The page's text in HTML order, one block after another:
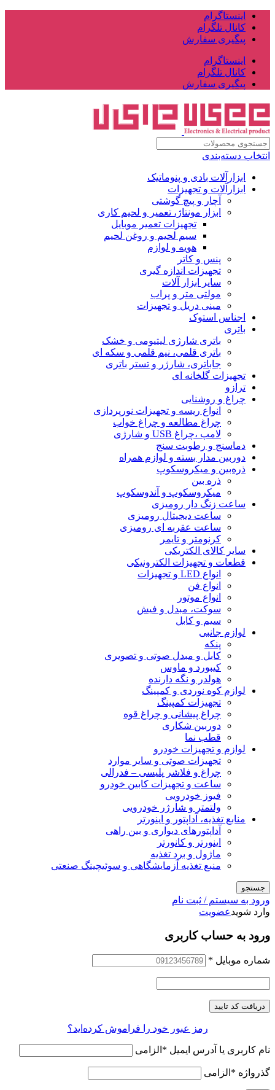
اینستاگرام
کانال تلگرام
پیگیری سفارش
اینستاگرام
کانال تلگرام
پیگیری سفارش
انتخاب دسته‌بندی
ابزارآلات بادی و پنوماتیک
ابزارآلات و تجهیزات
آچار و پیچ گوشتی
ابزار مونتاژ، تعمیر و لحیم کاری
تجهیزات تعمیر موبایل
سیم لحیم و روغن لحیم
هویه و لوازم
پنس و کاتر
تجهیزات اندازه گیری
سایر ابزار آلات
مولتی متر و پراب
مینی دریل و تجهیزات
اجناس استوک
باتری
باتری شارژی لیتیومی و خشک
باتری قلمی، نیم قلمی و سکه ای
جاباتری، شارژر و تستر باتری
تجهیزات گلخانه ای
ترازو
چراغ و روشنایی
انواع ریسه و تجهیزات نورپردازی
چراغ مطالعه و چراغ خواب
لامپ ،چراغ USB و شارژی
دماسنج و رطوبت سنج
دوربین مدار بسته و لوازم همراه
ذره‌بین و میکروسکوپ
ذره بین
میکروسکوپ و آندوسکوپ
ساعت زنگ دار رومیزی
ساعت دیجیتال رومیزی
ساعت عقربه ای رومیزی
کرنومتر و تایمر
سایر کالای الکتریکی
قطعات و تجهیزات الکترونیکی
انواع LED و تجهیزات
انواع فن
انواع موتور
سوکت، مبدل و فیش
سیم و کابل
لوازم جانبی
پنکه
کابل و مبدل صوتی و تصویری
کیبورد و ماوس
هولدر و نگه دارنده
لوازم کوه نوردی و کمپینگ
تجهیزات کمپینگ
چراغ پیشانی و چراغ قوه
دوربین شکاری
قطب نما
لوازم و تجهیزات خودرو
تجهیزات صوتی و سایر موارد
چراغ و فلاشر پلیسی – فدرالی
ساعت و تجهیزات کابین خودرو
فیوز خودرویی
ولتمتر و شارژر خودرویی
منابع تغذیه، آداپتور و اینورتر
آداپتورهای دیواری و بین راهی
اینورتر و کانورتر
ماژول و برد تغذیه
منبع تغذیه آزمایشگاهی و سوئیچینگ صنعتی
جستجو
ورود به سیستم / ثبت نام
وارد شویدعضویت
ورود به حساب کاربری
شماره موبایل *
دریافت کد تایید
رمز عبور خود را فراموش کرده‌اید؟
نام کاربری یا آدرس ایمیل * الزامی
گذرواژه * الزامی